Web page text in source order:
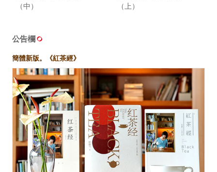
（中）
（上）
公告欄
簡體新版。《紅茶經》